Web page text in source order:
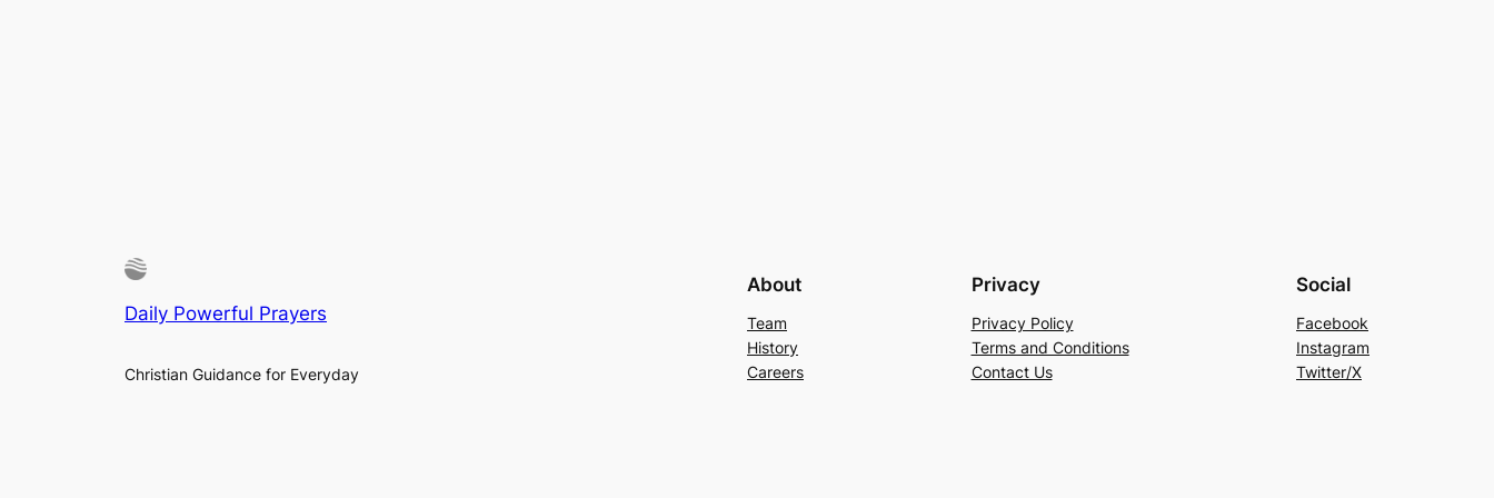
Daily Powerful Prayers
Christian Guidance for Everyday
About
Team
History
Careers
Privacy
Privacy Policy
Terms and Conditions
Contact Us
Social
Facebook
Instagram
Twitter/X